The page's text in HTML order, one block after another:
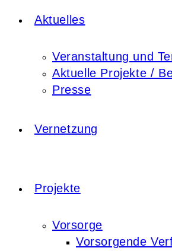
Aktuelles
Veranstaltung und
Aktuelle Projekte /
Presse
Vernetzung
Projekte
Vorsorge
Vorsorgende